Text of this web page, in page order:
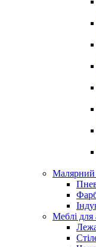
Малярний
Меблі для